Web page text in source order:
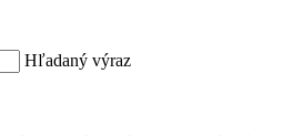
Hľadaný výraz